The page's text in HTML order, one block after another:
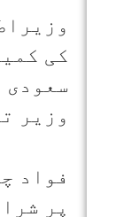
کی
سعودی
وزیر
فواد
پر